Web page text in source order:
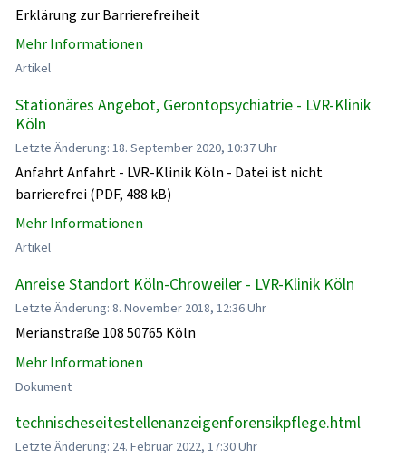
Erklärung zur Barrierefreiheit
Mehr Informationen
Artikel
Stationäres Angebot, Gerontopsychiatrie - LVR-Klinik
Köln
Letzte Änderung: 18. September 2020, 10:37 Uhr
Anfahrt Anfahrt - LVR-Klinik Köln - Datei ist nicht
barrierefrei (PDF, 488 kB)
Mehr Informationen
Artikel
Anreise Standort Köln-Chroweiler - LVR-Klinik Köln
Letzte Änderung: 8. November 2018, 12:36 Uhr
Merianstraße 108 50765 Köln
Mehr Informationen
Dokument
technischeseitestellenanzeigenforensikpflege.html
Letzte Änderung: 24. Februar 2022, 17:30 Uhr